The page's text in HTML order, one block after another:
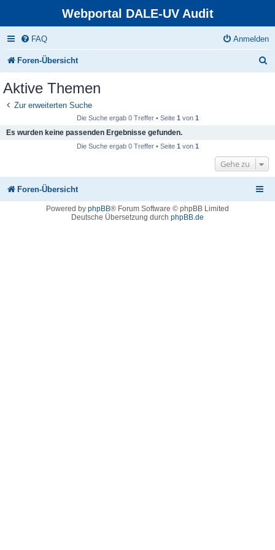
Webportal DALE-UV Audit
FAQ Anmelden
Foren-Übersicht
Aktive Themen
Zur erweiterten Suche
Die Suche ergab 0 Treffer • Seite 1 von 1
Es wurden keine passenden Ergebnisse gefunden.
Die Suche ergab 0 Treffer • Seite 1 von 1
Gehe zu
Foren-Übersicht
Powered by phpBB® Forum Software © phpBB Limited
Deutsche Übersetzung durch phpBB.de